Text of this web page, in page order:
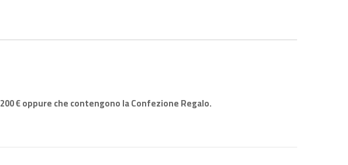
200€ oppure che contengono la Confezione Regalo.